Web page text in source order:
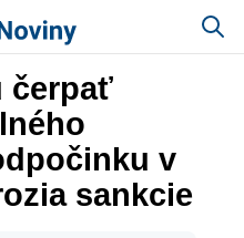
čerpať
v
sankcie